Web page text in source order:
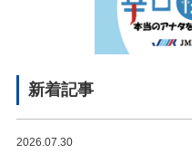
新着記事
2026.07.30